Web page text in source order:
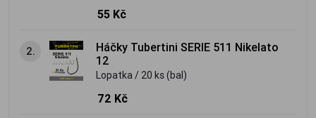
55 Kč
2.
Háčky Tubertini SERIE 511 Nikelato
12
Lopatka / 20 ks (bal)
72 Kč